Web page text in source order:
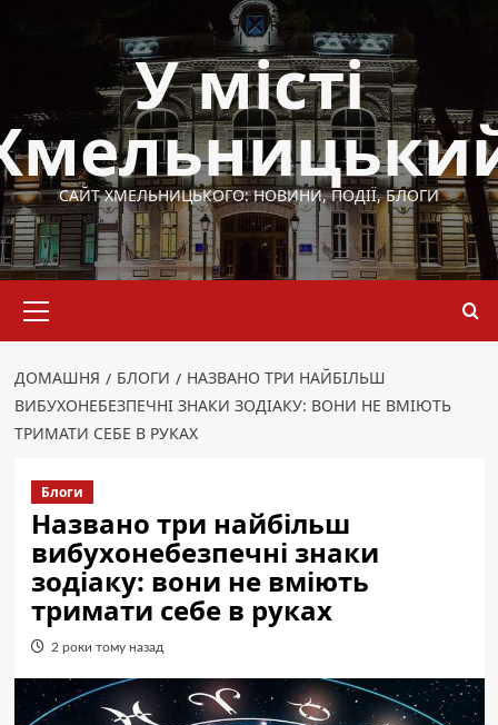
У місті
САЙТ ХМЕЛЬНИЦЬКОГО: НОВИНИ, ПОДІЇ, БЛОГИ
меню
ДОМАШНЯ БЛОГИ
НАЗВАНО ТРИ НАЙБІЛЬШ
ВИБУХОНЕБЕЗПЕЧНІ ЗНАКИ ЗОДІАКУ: ВОНИ НЕ ВМІЮТЬ
ТРИМАТИ СЕБЕ В РУКАХ
Блоги
Названо три найбільш
вибухонебезпечні знаки
зодіаку: вони не вміють
тримати себе в руках
2 роки тому назад